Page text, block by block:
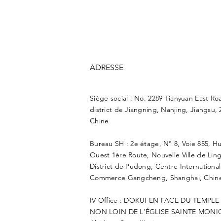
ADRESSE
Siège social : No. 2289 Tianyuan East
district de Jiangning, Nanjing, Jiangsu,
Chine
Bureau SH : 2e étage, N° 8, Voie 855,
Ouest 1ère Route, Nouvelle Ville de
District de Pudong, Centre
Commerce Gangcheng, Shanghai,
IV Office : DOKUI EN FACE DU TEMPLE
NON LOIN DE L'ÉGLISE SAINTE